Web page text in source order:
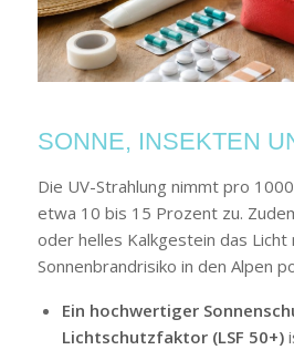
SONNE, INSEKTEN
Die UV-Strahlung nimmt pro
etwa 10 bis 15 Prozent zu.
oder helles Kalkgestein das Licht
Sonnenbrandrisiko in den Alpen
Ein hochwertiger
Lichtschutzfaktor (LSF 50+)